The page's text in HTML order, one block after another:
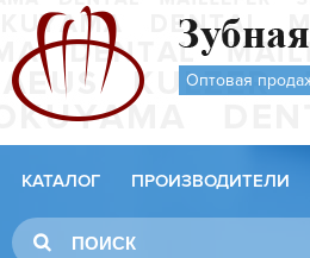
Оптовая
КАТАЛОГ ПРОИЗВОДИТЕЛИ